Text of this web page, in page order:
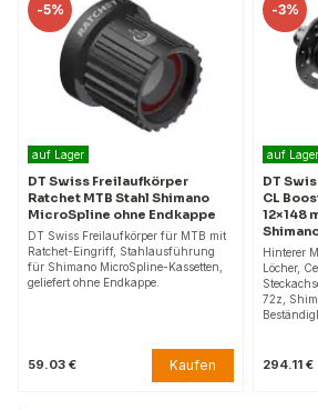
-5%
auf Lager
DT Swiss Freilaufkörper
Ratchet MTB Stahl Shimano
MicroSpline ohne Endkappe
DT Swiss Freilaufkörper für MTB mit
Ratchet-Eingriff, Stahlausführung
für Shimano MicroSpline-Kassetten,
geliefert ohne Endkappe.
59.03 € Kaufen
-3%
auf Lager
DT
CL
12×148
Hinterer
Löcher,
72z,
294.11 €